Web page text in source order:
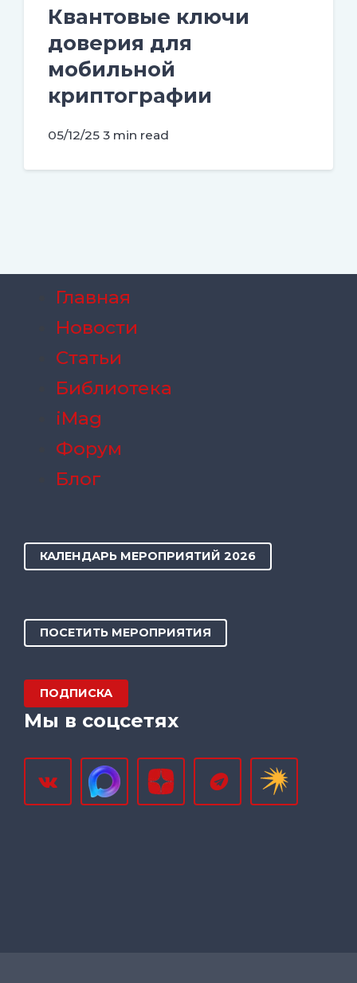
Квантовые ключи
доверия для
мобильной
криптографии
05/12/25 3 min read
Главная
Новости
Статьи
Библиотека
iMag
Форум
Блог
КАЛЕНДАРЬ МЕРОПРИЯТИЙ 2026
ПОСЕТИТЬ МЕРОПРИЯТИЯ
ПОДПИСКА
Мы в соцсетях